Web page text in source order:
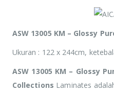
ASW 13005 KM – Glossy
Ukuran : 122 x 244cm,
ASW 13005 KM – Glossy
Collections Laminates